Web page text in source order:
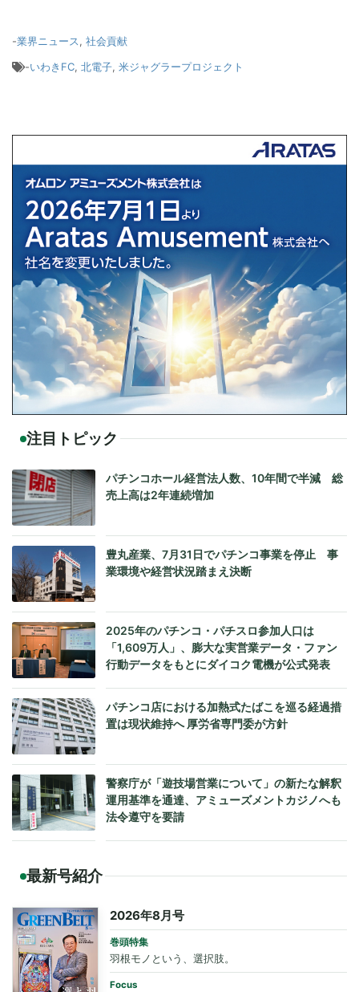
-業界ニュース, 社会貢献
-いわきFC, 北電子, 米ジャグラープロジェクト
注目トピック
パチンコホール経営法人数、10年間で半減 総
売上高は2年連続増加
豊丸産業、7月31日でパチンコ事業を停止 事
業環境や経営状況踏まえ決断
2025年のパチンコ・パチスロ参加人口は
「1,609万人」、膨大な実営業データ・ファン
行動データをもとにダイコク電機が公式発表
パチンコ店における加熱式たばこを巡る経過措
置は現状維持へ 厚労省専門委が方針
警察庁が「遊技場営業について」の新たな解釈
運用基準を通達、アミューズメントカジノへも
法令遵守を要請
最新号紹介
2026年8月号
巻頭特集
羽根モノという、選択肢。
Focus